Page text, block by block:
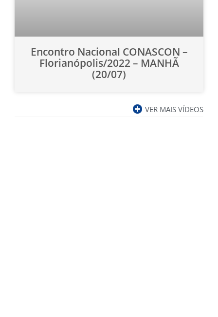
Encontro Nacional CONASCON –
Florianópolis/2022 – MANHÃ
(20/07)
VER MAIS VÍDEOS